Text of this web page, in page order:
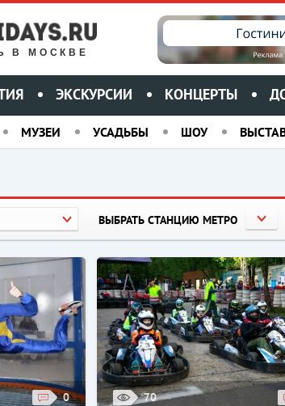
В МОСКВЕ
ЭКСКУРСИИ КОНЦЕРТЫ
МУЗЕИ УСАДЬБЫ ШОУ
ВЫБРАТЬ СТАНЦИЮ МЕТРО
0 70